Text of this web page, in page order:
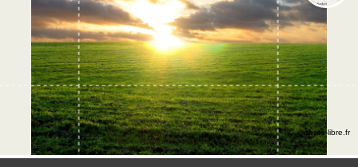
©photo-libre.fr